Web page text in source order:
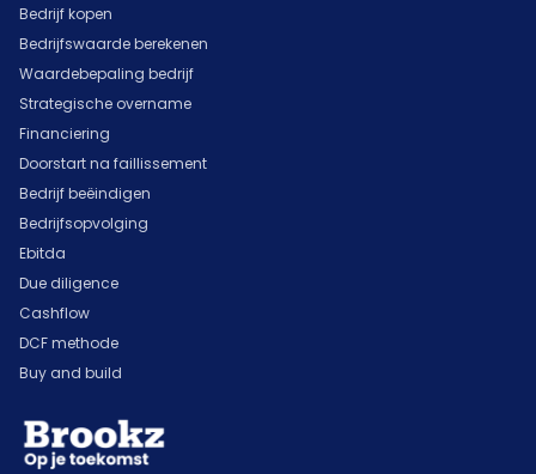
Bedrijf kopen
Bedrijfswaarde berekenen
Waardebepaling bedrijf
Strategische overname
Financiering
Doorstart na faillissement
Bedrijf beëindigen
Bedrijfsopvolging
Ebitda
Due diligence
Cashflow
DCF methode
Buy and build